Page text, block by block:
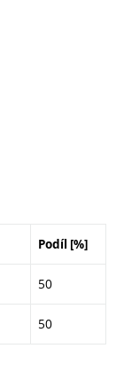
Podíl [%]
50
50